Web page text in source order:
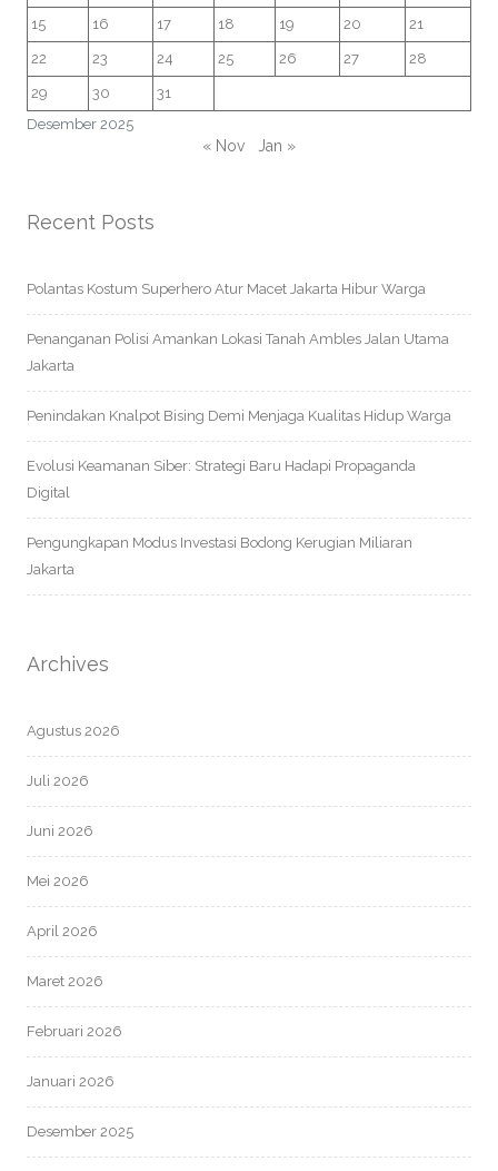
Desember 2025
15 16 17 18 19 20 21
22 23 24 25 26 27 28
29 30 31
« Nov Jan »
Recent Posts
Polantas Kostum Superhero Atur Macet Jakarta Hibur Warga
Penanganan Polisi Amankan Lokasi Tanah Ambles Jalan Utama
Jakarta
Penindakan Knalpot Bising Demi Menjaga Kualitas Hidup Warga
Evolusi Keamanan Siber: Strategi Baru Hadapi Propaganda
Digital
Pengungkapan Modus Investasi Bodong Kerugian Miliaran
Jakarta
Archives
Agustus 2026
Juli 2026
Juni 2026
Mei 2026
April 2026
Maret 2026
Februari 2026
Januari 2026
Desember 2025